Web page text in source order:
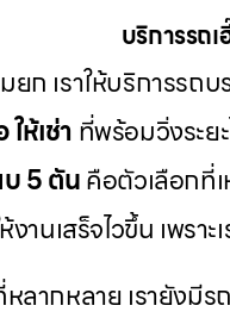
บริการรถ
ก เราให้บริการร
ห้เช่า ที่พร้อมวิ่งระย
บ 5 ตันคือตัวเลือกที่
งานเสร็จไวขึ้น เพราะ
ลากหลาย เรายังมี